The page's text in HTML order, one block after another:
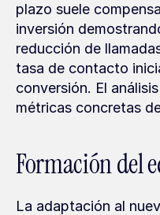
plazo suele
inversión
reducción de
tasa de contacto
conversión. El
métricas concretas
Formación del
La adaptación al